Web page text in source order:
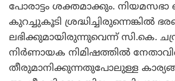
പോരാട്ടം ശക്തമാക്കും.
കുറച്ചുകൂടി ശ്രദ്ധിച്ചിരുന്നെങ്കില്‍
ലഭിക്കുമായിരുന്നുവെന്ന് സി.കെ.
നിര്‍ണായക നിമിഷത്തില്‍
തീരുമാനിക്കുന്നതുപോലുള്ള